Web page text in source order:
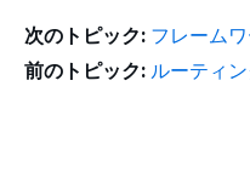
次のトピック: フレーム
前のトピック: ルーティ